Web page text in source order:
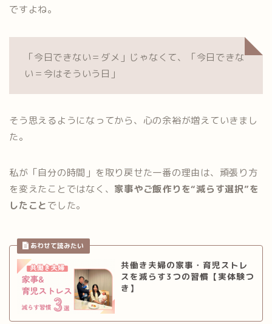
ですよね。
「今日できない＝ダメ」じゃなくて、「今日できな
い＝今はそういう日」
そう思えるようになってから、心の余裕が増えていきまし
た。
私が「自分の時間」を取り戻せた一番の理由は、頑張り方
を変えたことではなく、 家事やご飯作りを“減らす選択”を
したことでした。
共働き夫婦の家事・育児ストレ
スを減らす3つの習慣【実体験つ
き】